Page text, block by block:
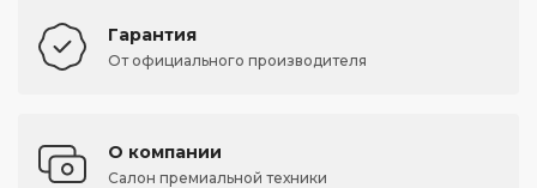
Гарантия
От официального производителя
О компании
Салон премиальной техники